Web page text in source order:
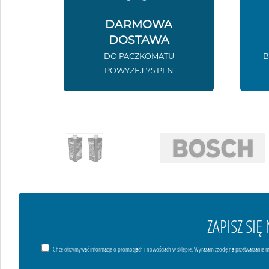
DARMOWA
DOSTAWA
DO PACZKOMATU
POWYŻEJ 75 PLN
ZAPISZ
Chcę otrzymywać informacje o promocjach i nowościach w sklepie. Wyrażam zgodę na